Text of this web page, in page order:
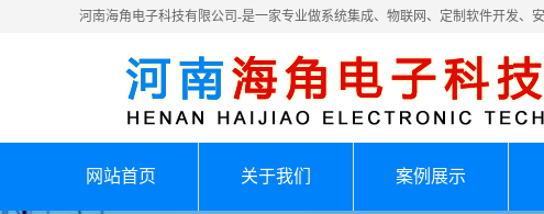
河南海角电子科技有限公司-是一家专业做系统集成、物联网、定制软件开发、
网站首页 关于我们 案例展示